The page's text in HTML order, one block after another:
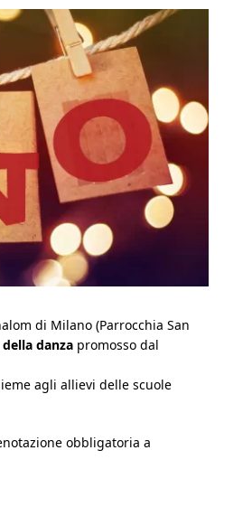
di Milano (Parrocchia San
danza promosso dal
agli allievi delle scuole
obbligatoria a